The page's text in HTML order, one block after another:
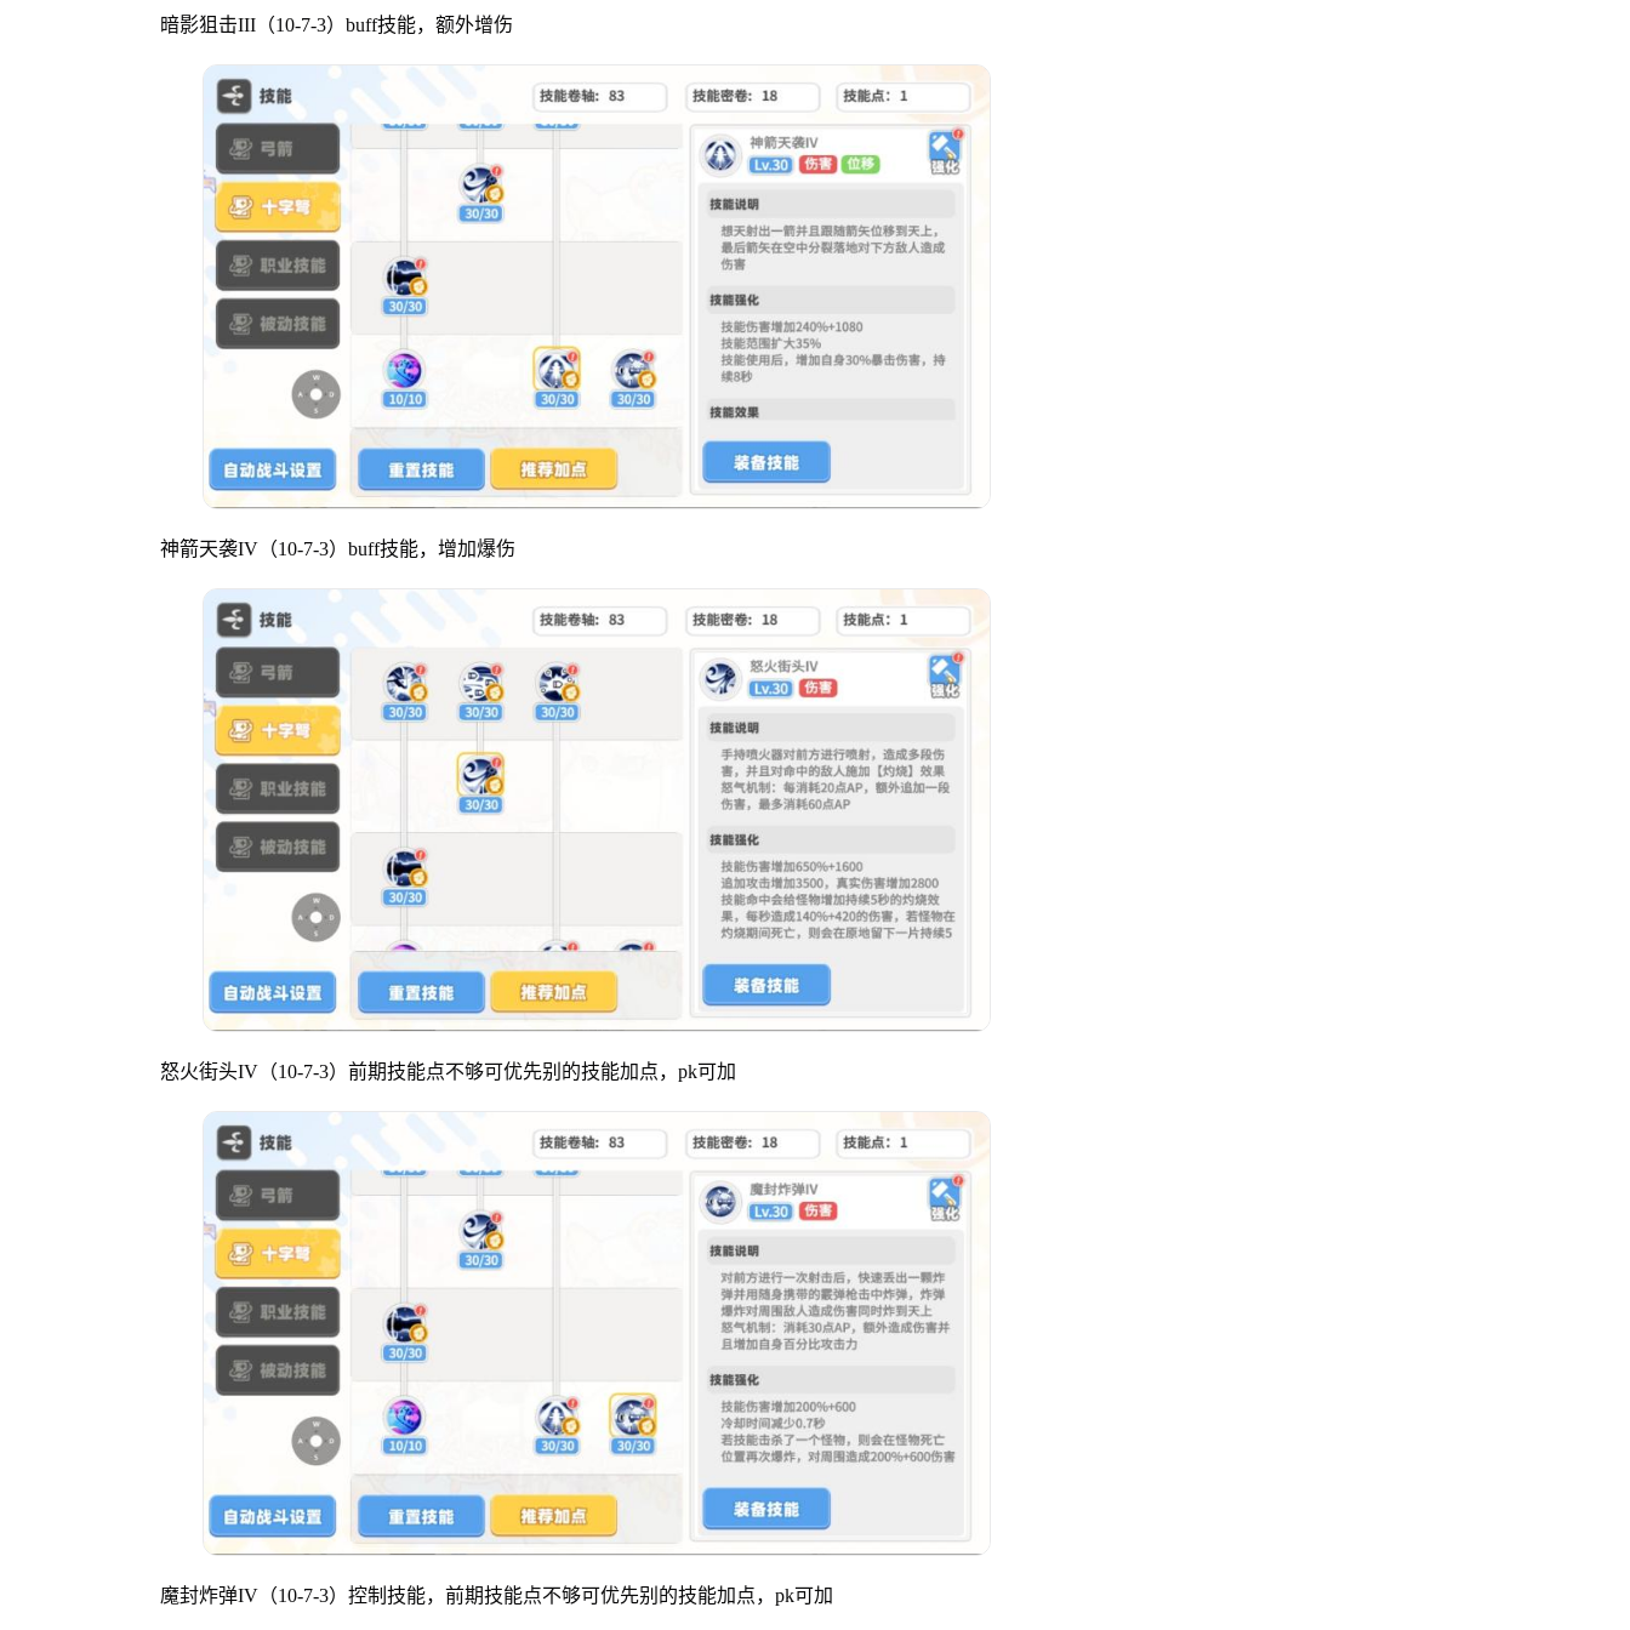
暗影狙击III（10-7-3）buff技能，额外增伤
神箭天袭IV（10-7-3）buff技能，增加爆伤
怒火街头IV（10-7-3）前期技能点不够可优先别的技能加点，pk可加
魔封炸弹IV（10-7-3）控制技能，前期技能点不够可优先别的技能加点，pk可加